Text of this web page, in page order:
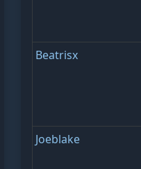
Beatrisx
Joeblake